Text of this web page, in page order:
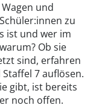
und
zu
ist und wer im
Ob sie
sind, erfahren
7 auflösen.
gibt, ist bereits
noch offen.